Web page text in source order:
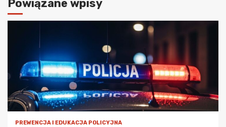
Powiązane wpisy
PREWENCJA I EDUKACJA POLICYJNA